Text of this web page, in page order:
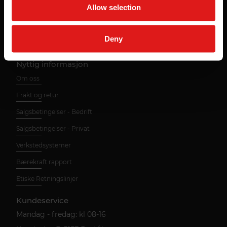
Allow selection
Deny
Nyttig informasjon
Om oss
Frakt og retur
Salgsbetingelser - Bedrift
Salgsbetingelser - Privat
Verkstedsystemer
Bærekraft rapport
Etiske Retningslinjer
Kundeservice
Mandag - fredag: kl 08-16